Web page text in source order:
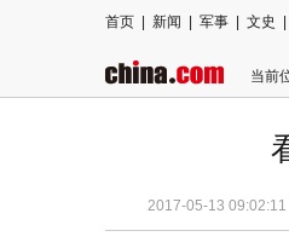
首页 新闻 军事 文史
当前
2017-05-13